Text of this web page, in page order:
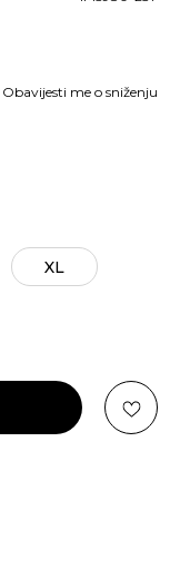
Obavijesti me o sniženju
XL